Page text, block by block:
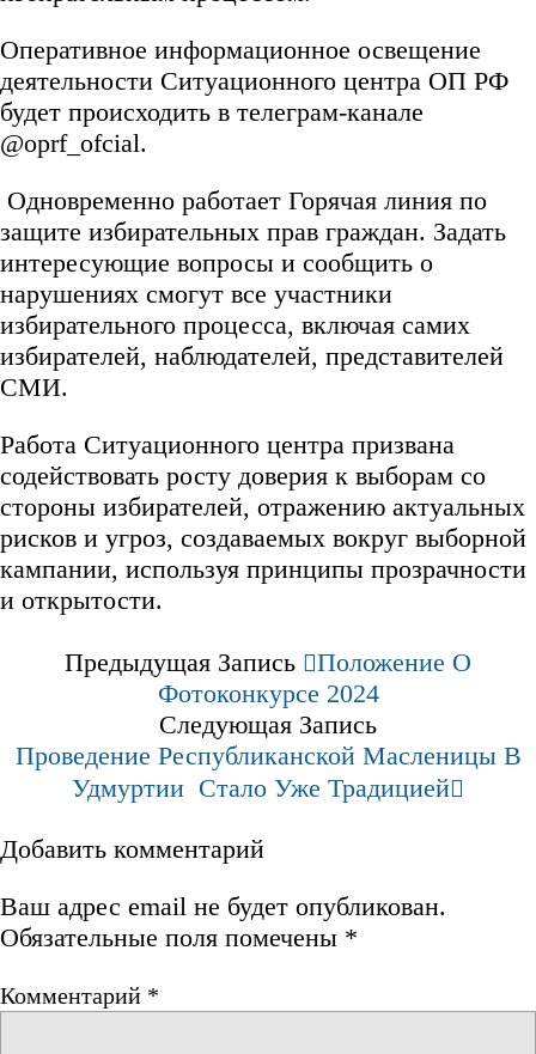
Оперативное информационное освещение
деятельности Ситуационного центра ОП РФ
будет происходить в телеграм-канале
@oprf_ofcial.
Одновременно работает Горячая линия по
защите избирательных прав граждан. Задать
интересующие вопросы и сообщить о
нарушениях смогут все участники
избирательного процесса, включая самих
избирателей, наблюдателей, представителей
СМИ.
Работа Ситуационного центра призвана
содействовать росту доверия к выборам со
стороны избирателей, отражению актуальных
рисков и угроз, создаваемых вокруг выборной
кампании, используя принципы прозрачности
и открытости.
Предыдущая Запись
Положение О
Фотоконкурсе 2024
Следующая Запись
Проведение Республиканской Масленицы В
Удмуртии Стало Уже Традицией
Добавить комментарий
Ваш адрес email не будет опубликован.
Обязательные поля помечены *
Комментарий *